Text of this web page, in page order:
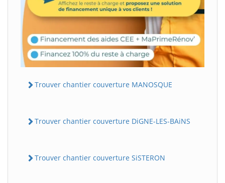
Trouver chantier couverture MANOSQUE
Trouver chantier couverture DiGNE-LES-BAiNS
Trouver chantier couverture SiSTERON